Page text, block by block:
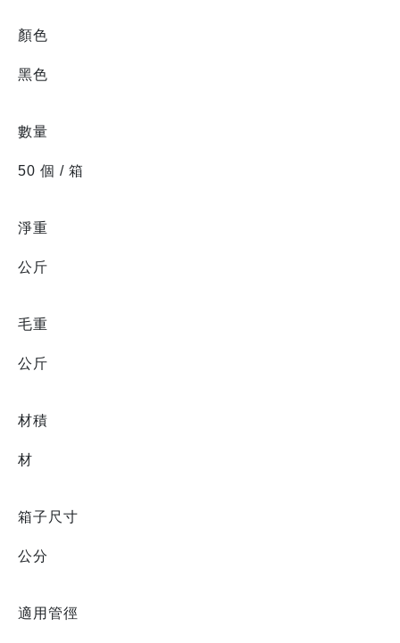
顏色
黑色
數量
50 個 / 箱
淨重
公斤
毛重
公斤
材積
材
箱子尺寸
公分
適用管徑